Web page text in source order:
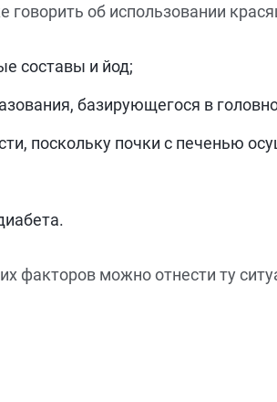
говорить об использовании
составы и йод;
базирующегося в
поскольку почки с печенью
факторов можно отнести ту